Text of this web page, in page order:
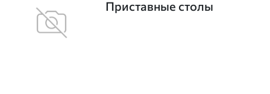
Приставные столы